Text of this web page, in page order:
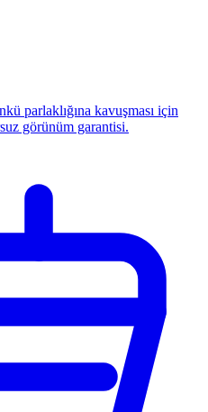
parlaklığına kavuşması için
görünüm garantisi.